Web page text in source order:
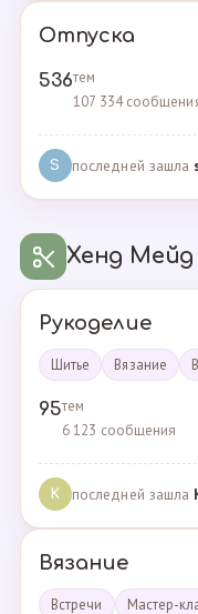
Отпуска
536тем
107 334
S последней зашла
Хенд Мейд
Рукоделие
Шитье Вязание
95тем
6 123 сообщения
K последней зашла
Вязание
Встречи Мастер-